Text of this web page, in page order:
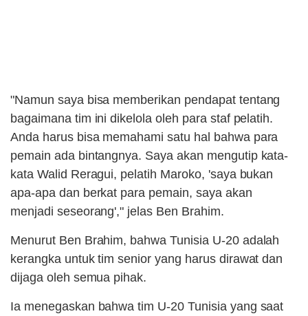
"Namun saya bisa memberikan pendapat tentang
bagaimana tim ini dikelola oleh para staf pelatih.
Anda harus bisa memahami satu hal bahwa para
pemain ada bintangnya. Saya akan mengutip kata-
kata Walid Reragui, pelatih Maroko, 'saya bukan
apa-apa dan berkat para pemain, saya akan
menjadi seseorang'," jelas Ben Brahim.
Menurut Ben Brahim, bahwa Tunisia U-20 adalah
kerangka untuk tim senior yang harus dirawat dan
dijaga oleh semua pihak.
Ia menegaskan bahwa tim U-20 Tunisia yang saat